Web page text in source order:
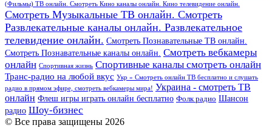
(Фильмы) ТВ онлайн. Смотреть Кино каналы онлайн. Кино телевидение онлайн.
Смотреть Музыкальные ТВ онлайн. Смотреть
Развлекательные каналы онлайн. Развлекательное
телевидение онлайн. Смотреть Познавательные ТВ онлайн.
Смотреть Познавательные каналы онлайн. Смотреть вебкамеры
онлайн Спортивная жизнь Спортивные каналы смотреть онлайн
Транс-радио на любой вкус Укр » Смотреть онлайн ТВ бесплатно и слушать
радио в прямом эфире, смотреть вебкамеры мира! Украина - смотреть ТВ
онлайн Флеш игры играть онлайн бесплатно Фолк радио Шансон
радио Шоу-бизнес
© Все права защищены 2026